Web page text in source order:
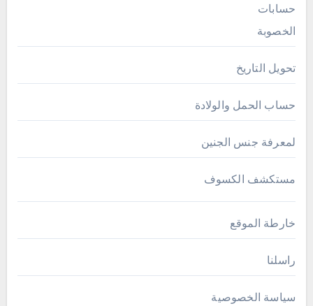
حسابات
الخصوبة
تحويل التاريخ
حساب الحمل والولادة
لمعرفة جنس الجنين
مستكشف الكسوف
خارطة الموقع
راسلنا
سياسة الخصوصية